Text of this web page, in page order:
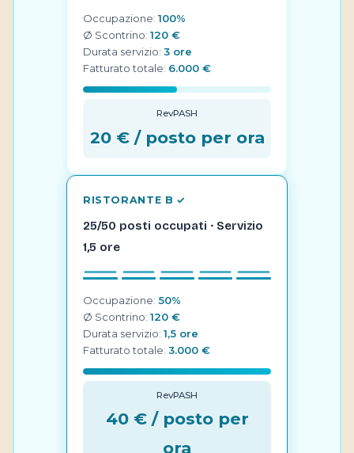
Occupazione: 100%
Ø Scontrino: 120 €
Durata servizio: 3 ore
Fatturato totale: 6.000 €
RevPASH
20 € / posto per ora
RISTORANTE B ✓
25/50 posti occupati · Servizio
1,5 ore
Occupazione: 50%
Ø Scontrino: 120 €
Durata servizio: 1,5 ore
Fatturato totale: 3.000 €
RevPASH
40 € / posto per
ora